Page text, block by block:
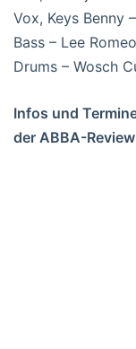
Vox, Keys Benny
Bass – Lee Romeo
Drums – Wosch
Infos und
der ABBA-